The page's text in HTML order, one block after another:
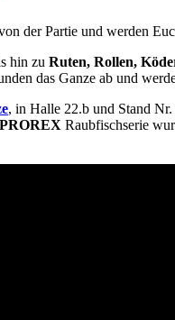
der Partie und werden
hin zu Ruten, Rollen,
das Ganze ab und
, in Halle 22.b und Stand
Raubfischserie